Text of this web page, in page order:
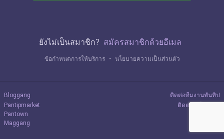
ยังไม่เป็นสมาชิก? สมัครสมาชิกด้วยอีเมล
ข้อกำหนดการให้บริการ ・ นโยบายความเป็นส่วนตัว
Bloggang
Pantipmarket
Pantown
Maggang
ติดต่อทีมงานพันทิป
ติดต่อลงโฆษณา